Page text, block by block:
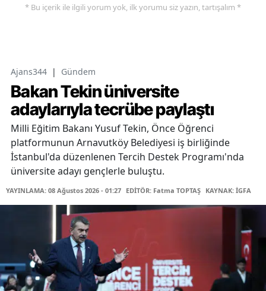
* Bu içerik ile ilgili yorum yok, ilk yorumu siz yazın, tartışalım *
Ajans344 | Gündem
Bakan Tekin üniversite
adaylarıyla tecrübe paylaştı
Milli Eğitim Bakanı Yusuf Tekin, Önce Öğrenci
platformunun Arnavutköy Belediyesi iş birliğinde
İstanbul'da düzenlenen Tercih Destek Programı'nda
üniversite adayı gençlerle buluştu.
YAYINLAMA: 08 Ağustos 2026 - 01:27 EDİTÖR: Fatma TOPTAŞ KAYNAK: İGFA